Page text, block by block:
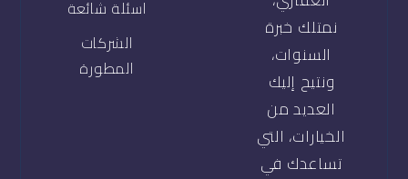
نمتلك خبرة
السنوات،
ونتيح إليك
العديد من
الخيارات، التي
تساعدك في
اسئلة شائعة
الشركات
المطورة